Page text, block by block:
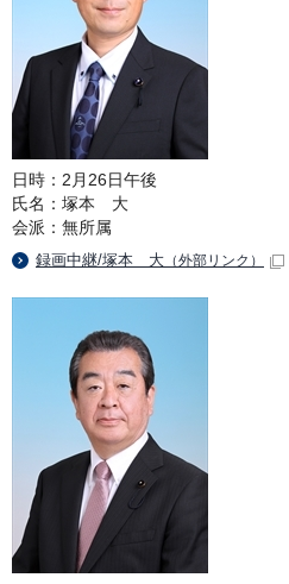
日時：2月26日午後
氏名：塚本 大
会派：無所属
録画中継/塚本 大 （外部リンク）